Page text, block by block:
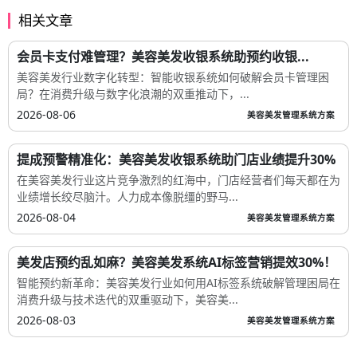
相关文章
会员卡支付难管理？美容美发收银系统助预约收银...
美容美发行业数字化转型：智能收银系统如何破解会员卡管理困
局？在消费升级与数字化浪潮的双重推动下，...
2026-08-06
美容美发管理系统方案
提成预警精准化：美容美发收银系统助门店业绩提升30%
在美容美发行业这片竞争激烈的红海中，门店经营者们每天都在为
业绩增长绞尽脑汁。人力成本像脱缰的野马...
2026-08-04
美容美发管理系统方案
美发店预约乱如麻？美容美发系统AI标签营销提效30%！
智能预约新革命：美容美发行业如何用AI标签系统破解管理困局在
消费升级与技术迭代的双重驱动下，美容美...
2026-08-03
美容美发管理系统方案